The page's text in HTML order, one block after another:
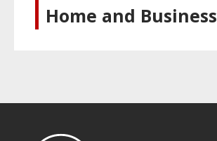
Home and Business